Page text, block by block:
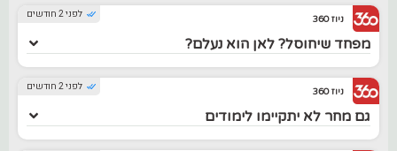
לפני 2 חודשים ניוז 360
מפחד שיחוסל? לאן הוא נעלם?
לפני 2 חודשים ניוז 360
גם מחר לא יתקיימו לימודים